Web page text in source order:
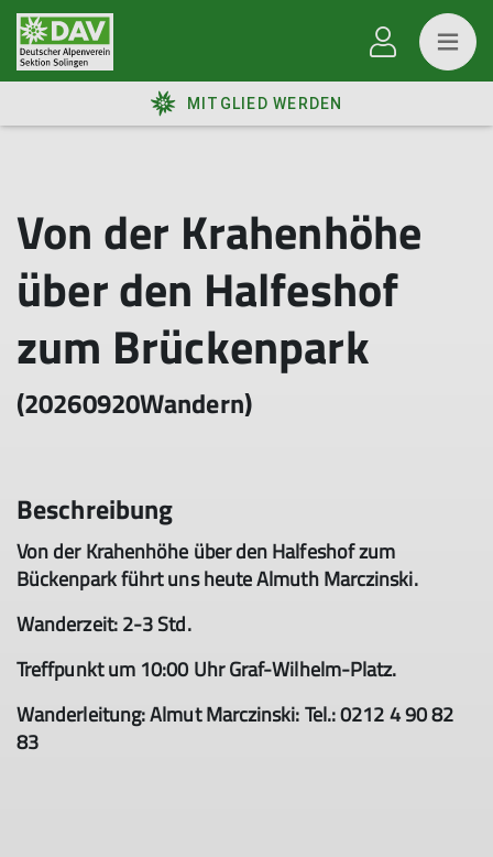
MITGLIED WERDEN
Von der Krahenhöhe
über den Halfeshof
zum Brückenpark
(20260920Wandern)
Beschreibung
Von der Krahenhöhe über den Halfeshof zum
Bückenpark führt uns heute Almuth Marczinski.
Wanderzeit: 2-3 Std.
Treffpunkt um 10:00 Uhr Graf-Wilhelm-Platz.
Wanderleitung: Almut Marczinski: Tel.: 0212 4 90 82
83